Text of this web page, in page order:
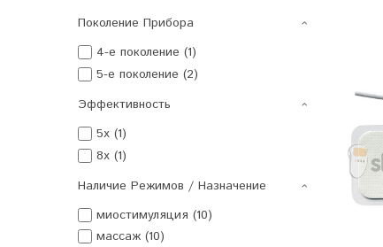
Поколение Прибора
4-е поколение (1)
5-е поколение (2)
Эффективность
5x (1)
8x (1)
Наличие Режимов / Назначение
миостимуляция (10)
массаж (10)